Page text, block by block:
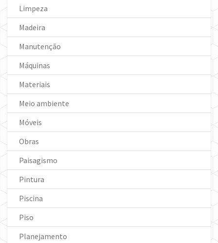
Limpeza
Madeira
Manutenção
Máquinas
Materiais
Meio ambiente
Móveis
Obras
Paisagismo
Pintura
Piscina
Piso
Planejamento